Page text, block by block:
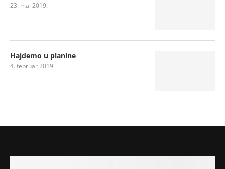
23. maj 2019.
Hajdemo u planine
4. februar 2019.